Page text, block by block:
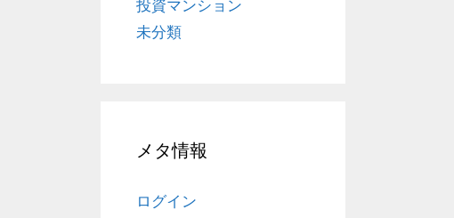
投資マンション
未分類
メタ情報
ログイン